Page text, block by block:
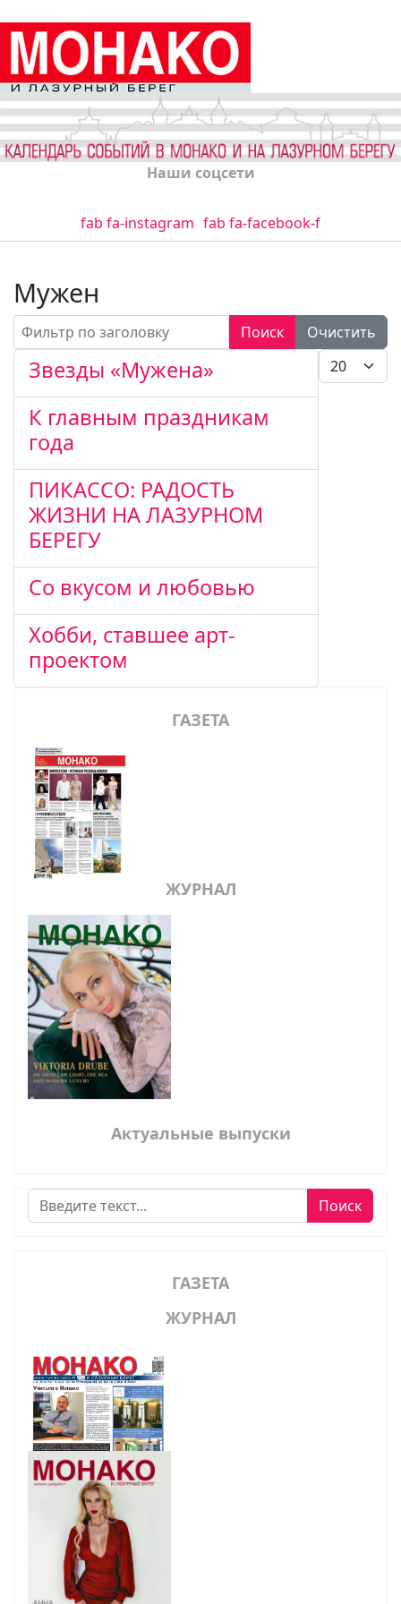
Наши соцсети
fab fa-instagram fab fa-facebook-f
Мужен
Фильтр по заголовку Поиск
Очистить
Кол-во
Звезды «Мужена»
К главным праздникам
года
ПИКАССО: РАДОСТЬ
ЖИЗНИ НА ЛАЗУРНОМ
БЕРЕГУ
Со вкусом и любовью
Хобби, ставшее арт-
проектом
ГАЗЕТА
ЖУРНАЛ
Актуальные выпуски
Поиск Поиск
ГАЗЕТА
ЖУРНАЛ